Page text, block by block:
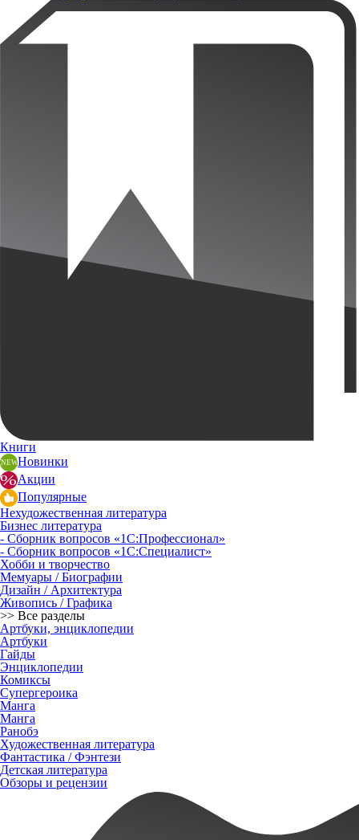
Книги
Новинки
Акции
Популярные
Нехудожественная литература
Бизнес литература
- Сборник вопросов «1С:Профессионал»
- Сборник вопросов «1С:Специалист»
Хобби и творчество
Мемуары / Биографии
Дизайн / Архитектура
Живопись / Графика
>> Все разделы
Артбуки, энциклопедии
Артбуки
Гайды
Энциклопедии
Комиксы
Супергероика
Манга
Манга
Ранобэ
Художественная литература
Фантастика / Фэнтези
Детская литература
Обзоры и рецензии